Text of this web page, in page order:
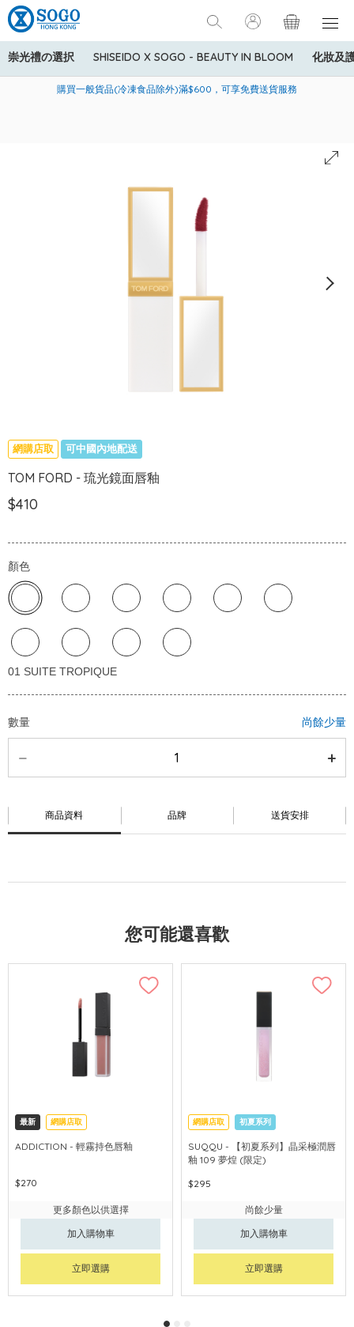
崇光禮の選択 SHISEIDO X SOGO - BEAUTY IN BLOOM 化妝及
美國運通Explorer®信用卡會員購物禮遇：高達5%簽賬回贈！
購買一般貨品(冷凍食品除外)滿$600，可享免費送貨服務
寄送中國內地服務只適用於指定商品，若訂單金額少於HK$600(折
網購店取 可中國內地配送
TOM FORD - 琉光鏡面唇釉
$410
顏色
數量 尚餘少量
商品資料 品牌 送貨安排
您可能還喜歡
最新 網購店取
ADDICTION - 輕霧持色唇釉
$270
更多顏色以供選擇
加入購物車
立即選購
網購店取 初夏系列
SUQQU - 【初夏系列】晶采極潤唇
釉 109 夢煌 (限定)
$295
尚餘少量
加入購物車
立即選購